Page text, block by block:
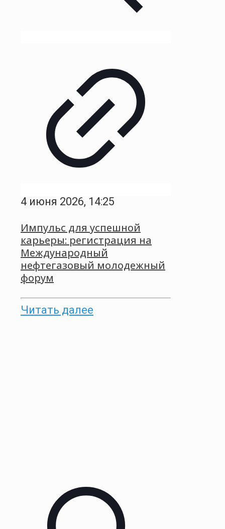
4 июня 2026, 14:25
Импульс для успешной
карьеры: регистрация на
Международный
нефтегазовый молодежный
форум
Читать далее